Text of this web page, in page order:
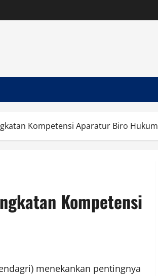
Kompetensi Aparatur Biro Hukum
Kompetensi
menekankan pentingnya